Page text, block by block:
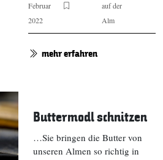
Februar
2022
auf der
Alm
mehr erfahren
Buttermodl schnitzen
…Sie bringen die Butter von
unseren Almen so richtig in